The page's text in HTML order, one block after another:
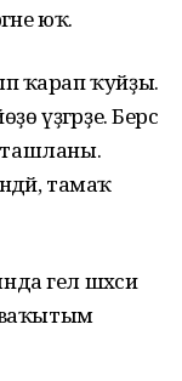
юҡ.
ҡарап ҡуйҙы.
үҙгәрҙе. Берсә
ташланы.
тамаҡ
гел шәхси
ваҡытым